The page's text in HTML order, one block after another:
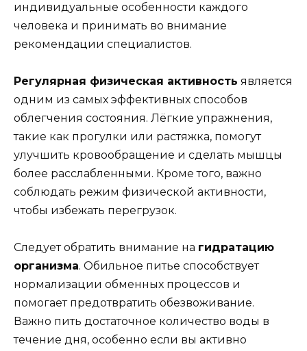
индивидуальные особенности каждого
человека и принимать во внимание
рекомендации специалистов.
Регулярная физическая активность является
одним из самых эффективных способов
облегчения состояния. Лёгкие упражнения,
такие как прогулки или растяжка, помогут
улучшить кровообращение и сделать мышцы
более расслабленными. Кроме того, важно
соблюдать режим физической активности,
чтобы избежать перегрузок.
Следует обратить внимание на гидратацию
организма. Обильное питье способствует
нормализации обменных процессов и
помогает предотвратить обезвоживание.
Важно пить достаточное количество воды в
течение дня, особенно если вы активно